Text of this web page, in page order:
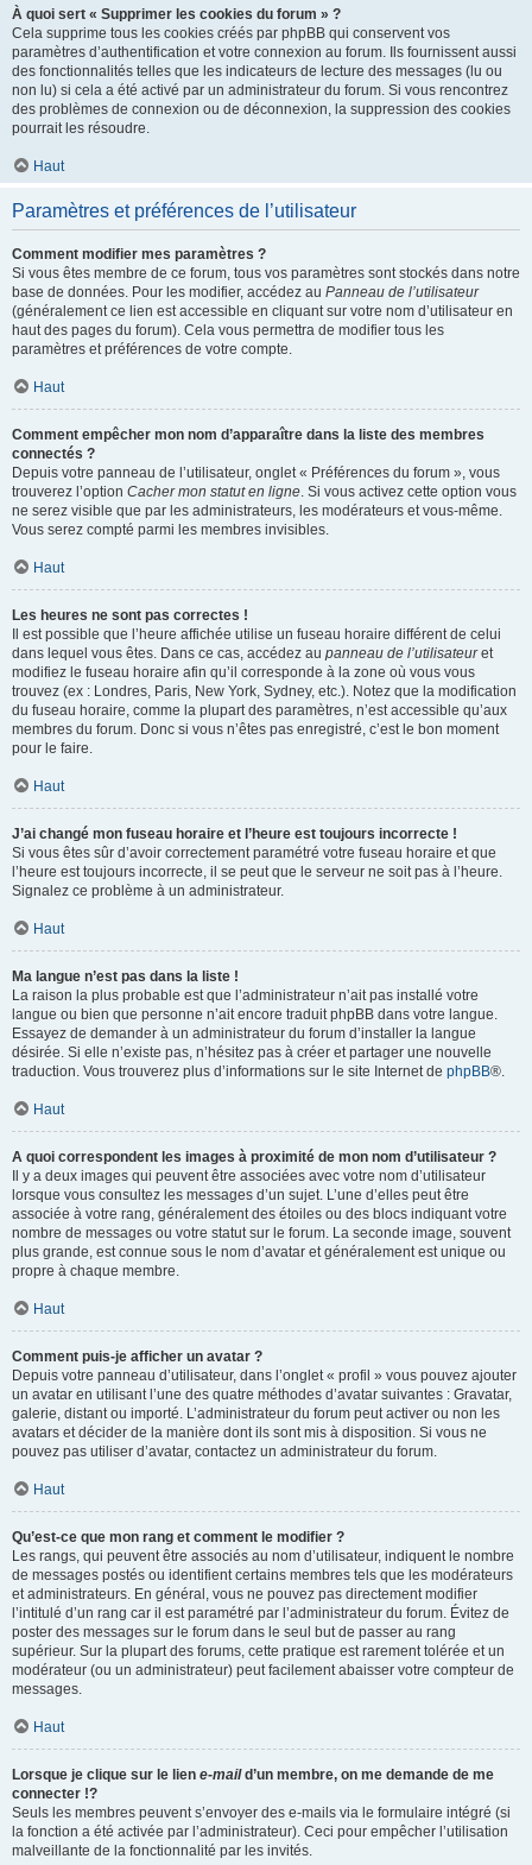
À quoi sert « Supprimer les cookies du forum » ?
Cela supprime tous les cookies créés par phpBB qui conservent vos
paramètres d’authentification et votre connexion au forum. Ils fournissent aussi
des fonctionnalités telles que les indicateurs de lecture des messages (lu ou
non lu) si cela a été activé par un administrateur du forum. Si vous rencontrez
des problèmes de connexion ou de déconnexion, la suppression des cookies
pourrait les résoudre.
Haut
Paramètres et préférences de l’utilisateur
Comment modifier mes paramètres ?
Si vous êtes membre de ce forum, tous vos paramètres sont stockés dans notre
base de données. Pour les modifier, accédez au Panneau de l’utilisateur
(généralement ce lien est accessible en cliquant sur votre nom d’utilisateur en
haut des pages du forum). Cela vous permettra de modifier tous les
paramètres et préférences de votre compte.
Haut
Comment empêcher mon nom d’apparaître dans la liste des membres
connectés ?
Depuis votre panneau de l’utilisateur, onglet « Préférences du forum », vous
trouverez l’option Cacher mon statut en ligne. Si vous activez cette option vous
ne serez visible que par les administrateurs, les modérateurs et vous-même.
Vous serez compté parmi les membres invisibles.
Haut
Les heures ne sont pas correctes !
Il est possible que l’heure affichée utilise un fuseau horaire différent de celui
dans lequel vous êtes. Dans ce cas, accédez au panneau de l’utilisateuret
modifiez le fuseau horaire afin qu’il corresponde à la zone où vous vous
trouvez (ex : Londres, Paris, New York, Sydney, etc.). Notez que la modification
du fuseau horaire, comme la plupart des paramètres, n’est accessible qu’aux
membres du forum. Donc si vous n’êtes pas enregistré, c’est le bon moment
pour le faire.
Haut
J’ai changé mon fuseau horaire et l’heure est toujours incorrecte !
Si vous êtes sûr d’avoir correctement paramétré votre fuseau horaire et que
l’heure est toujours incorrecte, il se peut que le serveur ne soit pas à l’heure.
Signalez ce problème à un administrateur.
Haut
Ma langue n’est pas dans la liste !
La raison la plus probable est que l’administrateur n’ait pas installé votre
langue ou bien que personne n’ait encore traduit phpBB dans votre langue.
Essayez de demander à un administrateur du forum d’installer la langue
désirée. Si elle n’existe pas, n’hésitez pas à créer et partager une nouvelle
traduction. Vous trouverez plus d’informations sur le site Internet de phpBB®.
Haut
A quoi correspondent les images à proximité de mon nom d’utilisateur ?
Il y a deux images qui peuvent être associées avec votre nom d’utilisateur
lorsque vous consultez les messages d’un sujet. L’une d’elles peut être
associée à votre rang, généralement des étoiles ou des blocs indiquant votre
nombre de messages ou votre statut sur le forum. La seconde image, souvent
plus grande, est connue sous le nom d’avatar et généralement est unique ou
propre à chaque membre.
Haut
Comment puis-je afficher un avatar ?
Depuis votre panneau d’utilisateur, dans l’onglet « profil » vous pouvez ajouter
un avatar en utilisant l’une des quatre méthodes d’avatar suivantes : Gravatar,
galerie, distant ou importé. L’administrateur du forum peut activer ou non les
avatars et décider de la manière dont ils sont mis à disposition. Si vous ne
pouvez pas utiliser d’avatar, contactez un administrateur du forum.
Haut
Qu’est-ce que mon rang et comment le modifier ?
Les rangs, qui peuvent être associés au nom d’utilisateur, indiquent le nombre
de messages postés ou identifient certains membres tels que les modérateurs
et administrateurs. En général, vous ne pouvez pas directement modifier
l’intitulé d’un rang car il est paramétré par l’administrateur du forum. Évitez de
poster des messages sur le forum dans le seul but de passer au rang
supérieur. Sur la plupart des forums, cette pratique est rarement tolérée et un
modérateur (ou un administrateur) peut facilement abaisser votre compteur de
messages.
Haut
Lorsque je clique sur le lien e-maild’un membre, on me demande de me
connecter !?
Seuls les membres peuvent s’envoyer des e-mails via le formulaire intégré (si
la fonction a été activée par l’administrateur). Ceci pour empêcher l’utilisation
malveillante de la fonctionnalité par les invités.